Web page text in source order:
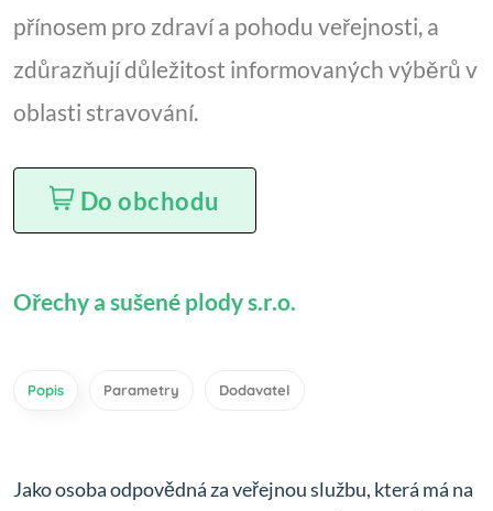
přínosem pro zdraví a pohodu veřejnosti, a
zdůrazňují důležitost informovaných výběrů v
oblasti stravování.
Do obchodu
Ořechy a sušené plody s.r.o.
Popis Parametry Dodavatel
Jako osoba odpovědná za veřejnou službu, která má na